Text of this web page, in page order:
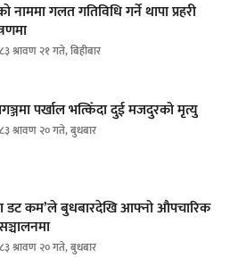
नाममा गलत गतिविधि गर्ने थापा प्रहरी
श्रावण २१ गते, बिहीबार
पर्खाल भत्किँदा दुई मजदुरको मृत्यु
श्रावण २० गते, बुधबार
डट कम’ले बुधबारदेखि आफ्नो औपचारिक
श्रावण २० गते, बुधबार